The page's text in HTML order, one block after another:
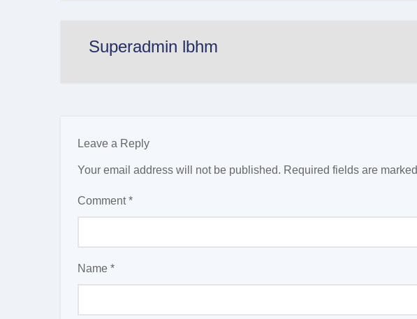
Superadmin lbhm
Leave a Reply
Your email address will not be published. Required fields are marked
Comment*
Name *